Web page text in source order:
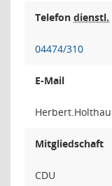
Telefon dienstl.
04474/310
E-Mail
Mitgliedschaft
CDU